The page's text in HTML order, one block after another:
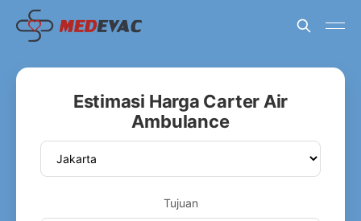
Estimasi Harga Carter Air
Ambulance
Tujuan